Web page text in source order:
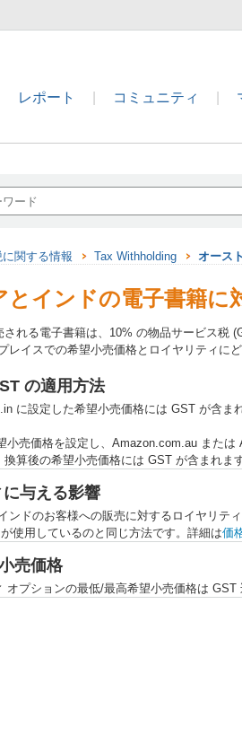
レポート コミュニティ
に関する情報 Tax Withholding オース
とインドの電子書籍に
れる電子書籍は、10% の物品サービス税
レイスでの希望小売価格とロイヤリティに
の適用方法
に設定した希望小売価格には GST が含ま
小売価格を設定し、Amazon.com.au また
算後の希望小売価格には GST が含まれます
与える影響
ンドのお客様への販売に対するロイヤリ
使用しているのと同じ方法です。詳細は価
売価格
プションの最低/最高希望小売価格は GST